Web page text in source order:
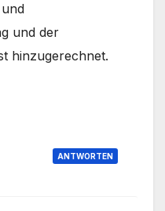
und der
hinzugerechnet.
ANTWORTEN